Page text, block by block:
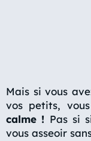
Mais si vous
vos petits,
calme ! Pas si
vous asseoir